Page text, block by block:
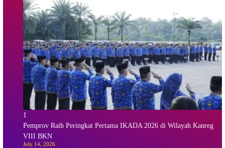
1
Pemprov Raih Peringkat Pertama IKADA 2026 di Wilayah Kanreg
VIII BKN
July 14, 2026